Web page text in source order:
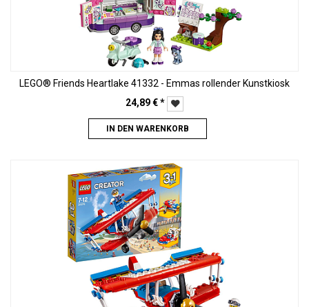
LEGO® Friends Heartlake 41332 - Emmas rollender Kunstkiosk
24,89€*
IN DEN WARENKORB